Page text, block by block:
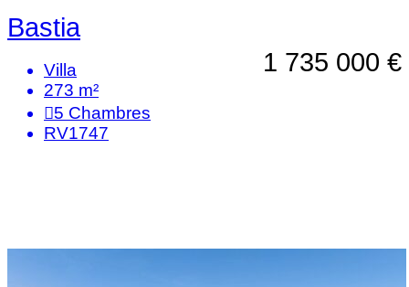
Bastia
1 735 000 €
Villa
273 m²
5 Chambres
RV1747